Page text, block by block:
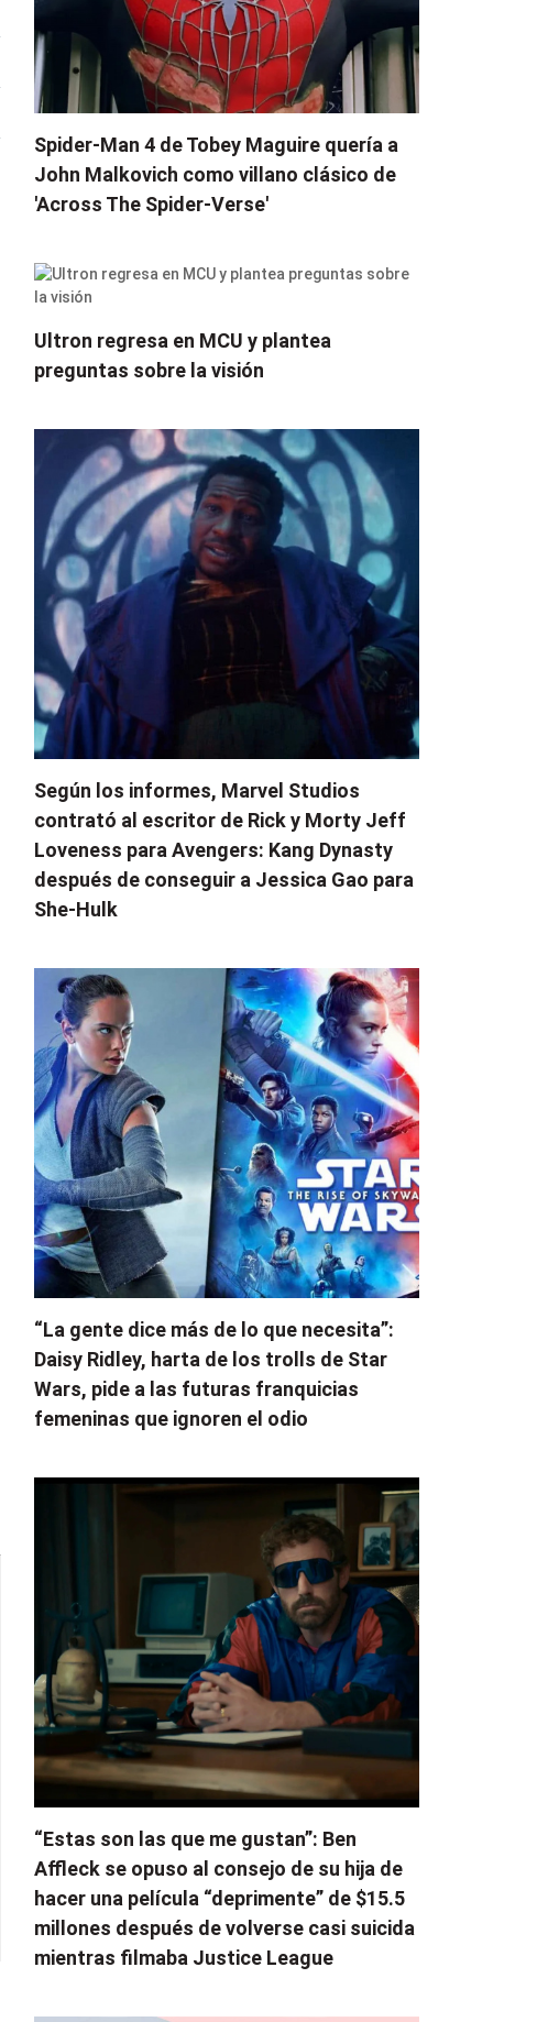
Spider-Man 4 de Tobey Maguire quería a
John Malkovich como villano clásico de
'Across The Spider-Verse'
Ultron regresa en MCU y plantea
preguntas sobre la visión
Según los informes, Marvel Studios
contrató al escritor de Rick y Morty Jeff
Loveness para Avengers: Kang Dynasty
después de conseguir a Jessica Gao para
She-Hulk
“La gente dice más de lo que necesita”:
Daisy Ridley, harta de los trolls de Star
Wars, pide a las futuras franquicias
femeninas que ignoren el odio
“Estas son las que me gustan”: Ben
Affleck se opuso al consejo de su hija de
hacer una película “deprimente” de $15.5
millones después de volverse casi suicida
mientras filmaba Justice League